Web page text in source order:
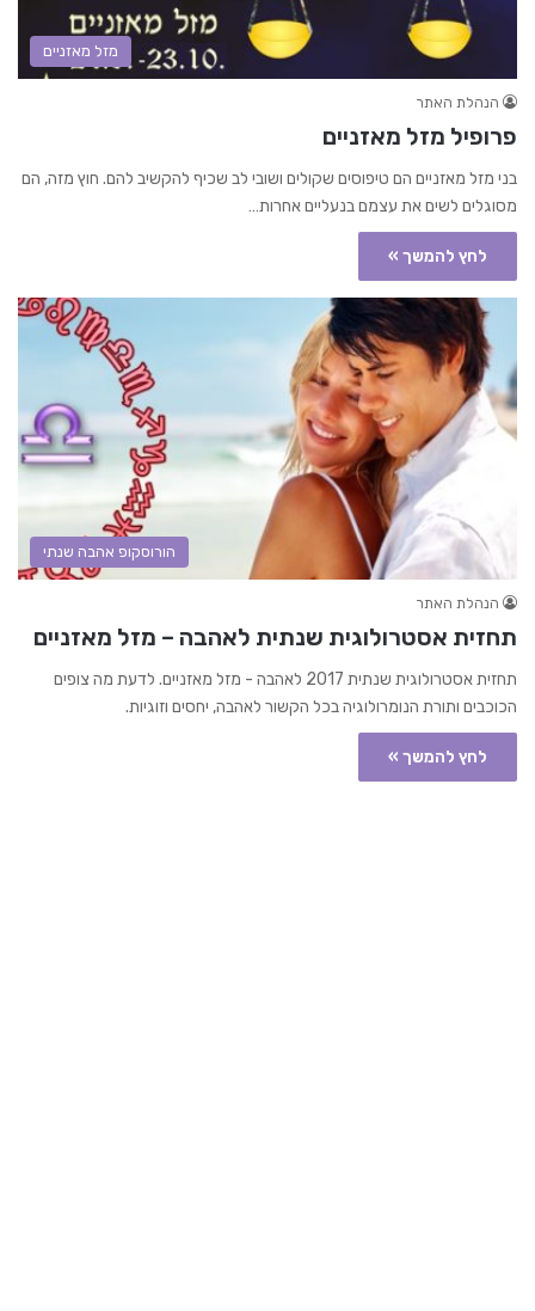
מזל מאזניים
הנהלת האתר
פרופיל מזל מאזניים
בני מזל מאזניים הם טיפוסים שקולים ושובי לב שכיף להקשיב להם. חוץ מזה, הם
מסוגלים לשים את עצמם בנעליים אחרות…
לחץ להמשך »
הורוסקופ אהבה שנתי
הנהלת האתר
תחזית אסטרולוגית שנתית לאהבה – מזל מאזניים
תחזית אסטרולוגית שנתית 2017 לאהבה - מזל מאזניים. לדעת מה צופים
הכוכבים ותורת הנומרולוגיה בכל הקשור לאהבה, יחסים וזוגיות.
לחץ להמשך »